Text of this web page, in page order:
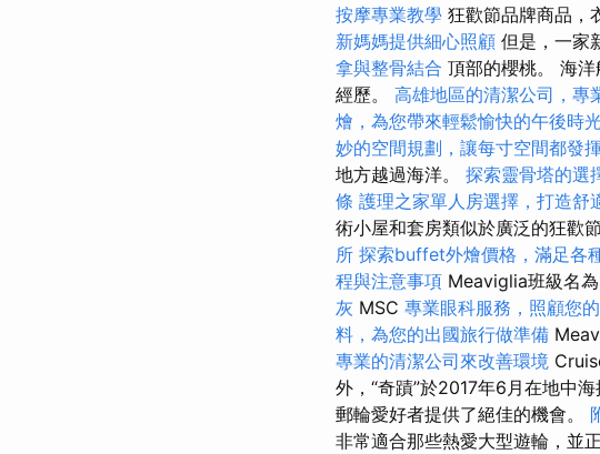
按摩專業教學 狂歡節品牌商品，
新媽媽提供細心照顧 但是，一家
拿與整骨結合 頂部的櫻桃。 海
經歷。 高雄地區的清潔公司，專
燴，為您帶來輕鬆愉快的午後時
妙的空間規劃，讓每寸空間都發
地方越過海洋。 探索靈骨塔的選
條 護理之家單人房選擇，打造舒
術小屋和套房類似於廣泛的狂歡
所 探索buffet外燴價格，滿足各
程與注意事項 Meaviglia班級名
灰 MSC 專業眼科服務，照顧您
料，為您的出國旅行做準備
專業的清潔公司來改善環境
外，“奇蹟”於2017年6月在地中海
郵輪愛好者提供了絕佳的機會。
非常適合那些熱愛大型遊輪，並